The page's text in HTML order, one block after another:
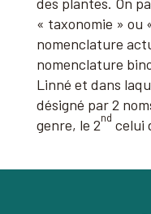
« taxonomie » ou
nomenclature
nomenclature
Linné et dans
désigné par 2
genre, le 2nd celui